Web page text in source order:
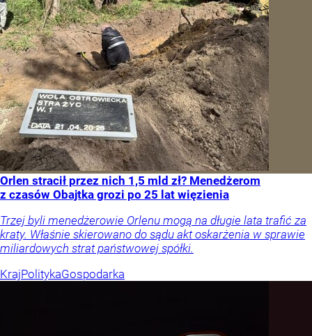
Orlen stracił przez nich 1,5 mld zł? Menedżerom
z czasów Obajtka grozi po 25 lat więzienia
Trzej byli menedżerowie Orlenu mogą na długie lata trafić za
kraty. Właśnie skierowano do sądu akt oskarżenia w sprawie
miliardowych strat państwowej spółki.
KrajPolitykaGospodarka